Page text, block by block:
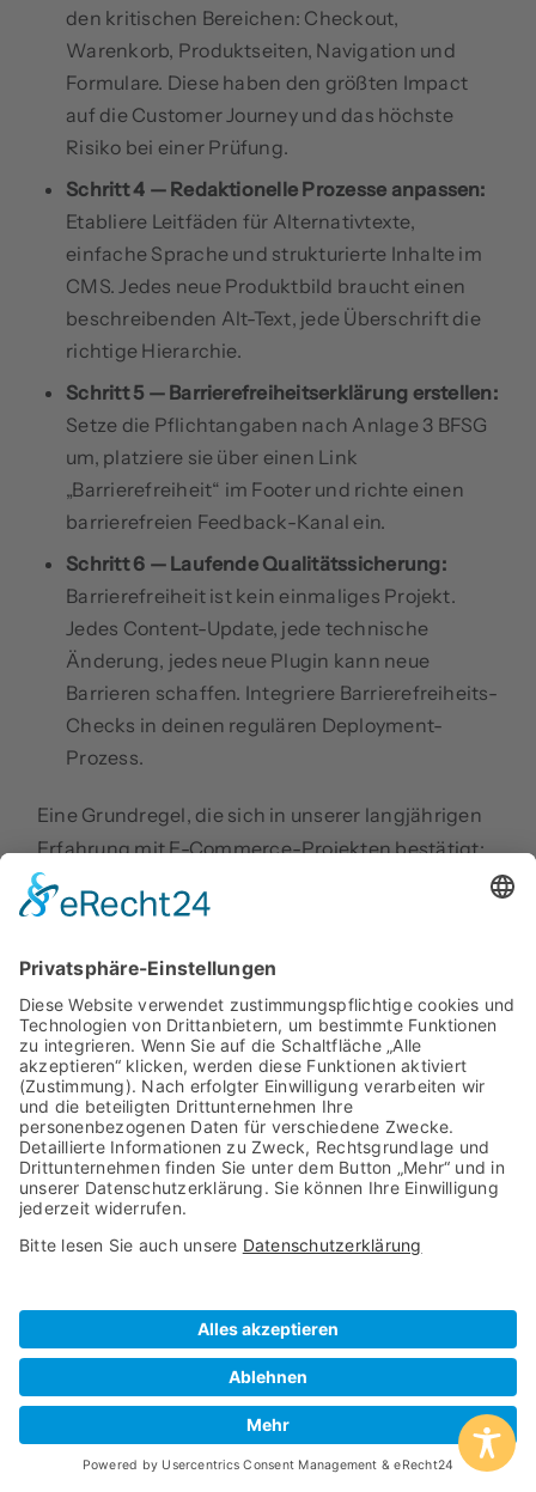
den kritischen Bereichen: Checkout,
Warenkorb, Produktseiten, Navigation und
Formulare. Diese haben den größten Impact
auf die Customer Journey und das höchste
Risiko bei einer Prüfung.
Schritt 4 — Redaktionelle Prozesse anpassen:
Etabliere Leitfäden für Alternativtexte,
einfache Sprache und strukturierte Inhalte im
CMS. Jedes neue Produktbild braucht einen
beschreibenden Alt-Text, jede Überschrift die
richtige Hierarchie.
Schritt 5 — Barrierefreiheitserklärung erstellen:
Setze die Pflichtangaben nach Anlage 3 BFSG
um, platziere sie über einen Link
„Barrierefreiheit“ im Footer und richte einen
barrierefreien Feedback-Kanal ein.
Schritt 6 — Laufende Qualitätssicherung:
Barrierefreiheit ist kein einmaliges Projekt.
Jedes Content-Update, jede technische
Änderung, jedes neue Plugin kann neue
Barrieren schaffen. Integriere Barrierefreiheits-
Checks in deinen regulären Deployment-
Prozess.
Eine Grundregel, die sich in unserer langjährigen
Erfahrung mit E-Commerce-Projekten bestätigt:
Wer Barrierefreiheit
spart erheblich gegenüber nachträglichen
weniger als das Flicken einer bestehenden Seite
mit hunderten von Einzelproblemen.
Für Berliner und Brandenburger KMU gibt es einen
konkreten finanziellen Hebel: Bis zu
staatliche Förderungfür digitale Maßnahmen
sind möglich. Ein Barrierefreiheits-Audit und die
anschließende Umsetzung fallen in diesen
Förderrahmen — ein Punkt, den wir bei gewusst-
unsere Kunden prüfen und aktivieren.
Barrierefreiheit Als Wettbewerbsvorteil:
Chancen Für Online-Händler
Die gesetzliche Pflicht ist das eine. Die